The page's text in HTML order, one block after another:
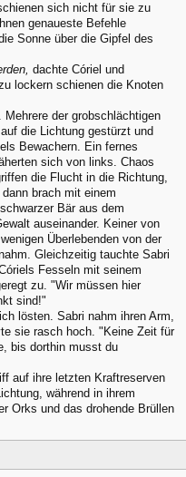
sich nicht für sie zu
genaueste Befehle
Sonne über die Gipfel des
dachte Córiel und
lockern schienen die Knoten
der grobschlächtigen
die Lichtung gestürzt und
Bewachern. Ein fernes
sich von links. Chaos
die Flucht in die Richtung,
brach mit einem
Bär aus dem
auseinander. Keiner von
Überlebenden von der
Gleichzeitig tauchte Sabri
Fesseln mit seinem
zu. "Wir müssen hier
sind!"
lösten. Sabri nahm ihren Arm,
sie rasch hoch. "Keine Zeit für
bis dorthin musst du
auf ihre letzten Kraftreserven
während in ihrem
Orks und das drohende Brüllen